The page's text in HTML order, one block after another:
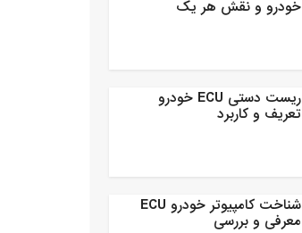
خودرو و نقش هر یک
ریست دستی ECU خودرو
تعریف و کاربرد
شناخت کامپیوتر خودرو ECU
معرفی و بررسی